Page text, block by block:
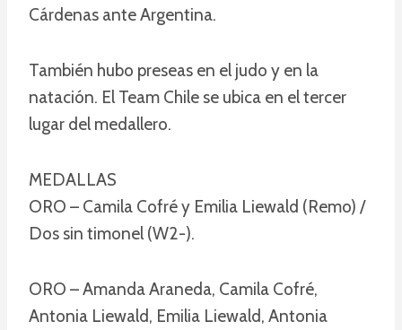
Cárdenas ante Argentina.
También hubo preseas en el judo y en la
natación. El Team Chile se ubica en el tercer
lugar del medallero.
MEDALLAS
ORO – Camila Cofré y Emilia Liewald (Remo) /
Dos sin timonel (W2-).
ORO – Amanda Araneda, Camila Cofré,
Antonia Liewald, Emilia Liewald, Antonia